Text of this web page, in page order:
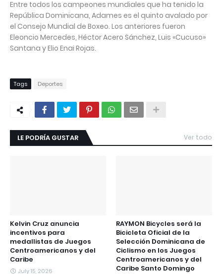
Entre todos los campeones mundiales que ha tenido la
República Dominicana, Adames es el quinto avalado por
el Consejo Mundial de Boxeo. Los anteriores fueron
Eleoncio Mercedes, Héctor Acero Sánchez, Luis «Cucuso»
Santana y Elio Enai Rojas.
Tags Deportes
LE PODRÍA GUSTAR Ver todo
Kelvin Cruz anuncia
incentivos para
medallistas de Juegos
Centroamericanos y del
Caribe
July 15, 2026
RAYMON Bicycles será la
Bicicleta Oficial de la
Selección Dominicana de
Ciclismo en los Juegos
Centroamericanos y del
Caribe Santo Domingo